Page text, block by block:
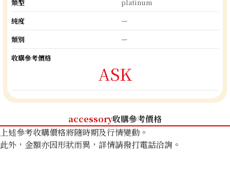
類型
platinum
純度
ー
類別
ー
收購參考價格
ASK
accessory收購參考價格
上述參考收購價格將隨時期及行情變動。
此外，金額亦因形狀而異，詳情請撥打電話洽詢。